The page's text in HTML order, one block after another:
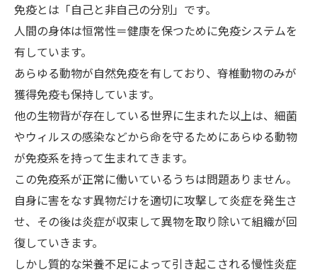
免疫とは「自己と非自己の分別」です。
人間の身体は恒常性＝健康を保つために免疫システムを
有しています。
あらゆる動物が自然免疫を有しており、脊椎動物のみが
獲得免疫も保持しています。
他の生物背が存在している世界に生まれた以上は、細菌
やウィルスの感染などから命を守るためにあらゆる動物
が免疫系を持って生まれてきます。
この免疫系が正常に働いているうちは問題ありません。
自身に害をなす異物だけを適切に攻撃して炎症を発生さ
せ、その後は炎症が収束して異物を取り除いて組織が回
復していきます。
しかし質的な栄養不足によって引き起こされる慢性炎症